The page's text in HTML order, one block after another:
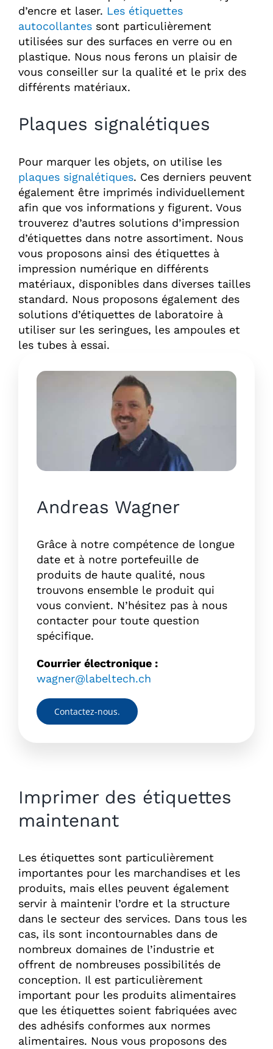
d’encre et laser. Les étiquettes
autocollantessont particulièrement
utilisées sur des surfaces en verre ou en
plastique. Nous nous ferons un plaisir de
vous conseiller sur la qualité et le prix des
différents matériaux.
Plaques signalétiques
Pour marquer les objets, on utilise les
plaques signalétiques. Ces derniers peuvent
également être imprimés individuellement
afin que vos informations y figurent. Vous
trouverez d’autres solutions d’impression
d’étiquettes dans notre assortiment. Nous
vous proposons ainsi des étiquettes à
impression numérique en différents
matériaux, disponibles dans diverses tailles
standard. Nous proposons également des
solutions d’étiquettes de laboratoire à
utiliser sur les seringues, les ampoules et
les tubes à essai.
Andreas Wagner
Grâce à notre compétence de longue
date et à notre portefeuille de
produits de haute qualité, nous
trouvons ensemble le produit qui
vous convient. N’hésitez pas à nous
contacter pour toute question
spécifique.
Courrier électronique :
wagner@labeltech.ch
Contactez-nous.
Imprimer des étiquettes
maintenant
Les étiquettes sont particulièrement
importantes pour les marchandises et les
produits, mais elles peuvent également
servir à maintenir l’ordre et la structure
dans le secteur des services. Dans tous les
cas, ils sont incontournables dans de
nombreux domaines de l’industrie et
offrent de nombreuses possibilités de
conception. Il est particulièrement
important pour les produits alimentaires
que les étiquettes soient fabriquées avec
des adhésifs conformes aux normes
alimentaires. Nous vous proposons des